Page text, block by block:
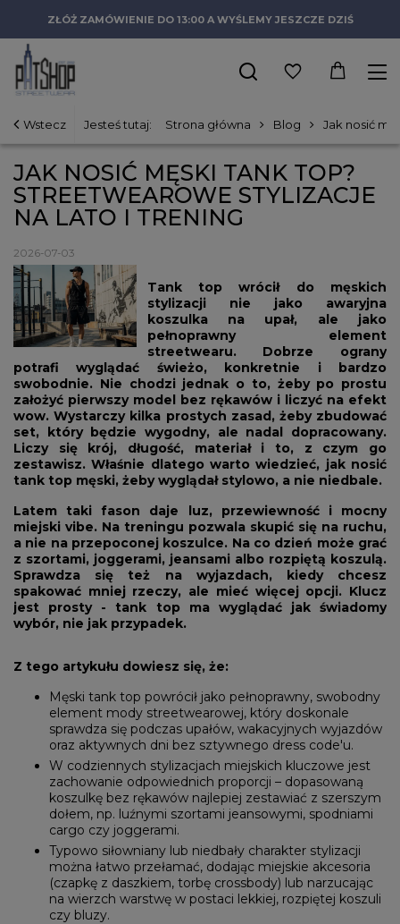
ZŁÓŻ ZAMÓWIENIE DO 13:00 A WYŚLEMY JESZCZE DZIŚ
Wstecz Jesteś tutaj: Strona główna Blog Jak nosić
JAK NOSIĆ MĘSKI TANK TOP?
STREETWEAROWE STYLIZACJE
NA LATO I TRENING
2026-07-03
Tank top wrócił do męskich
stylizacji nie jako awaryjna
koszulka na upał, ale jako
pełnoprawny element
streetwearu. Dobrze ograny
potrafi wyglądać świeżo, konkretnie i bardzo
swobodnie. Nie chodzi jednak o to, żeby po prostu
założyć pierwszy model bez rękawów i liczyć na efekt
wow. Wystarczy kilka prostych zasad, żeby zbudować
set, który będzie wygodny, ale nadal dopracowany.
Liczy się krój, długość, materiał i to, z czym go
zestawisz. Właśnie dlatego warto wiedzieć, jak nosić
tank top męski, żeby wyglądał stylowo, a nie niedbale.
Latem taki fason daje luz, przewiewność i mocny
miejski vibe. Na treningu pozwala skupić się na ruchu,
a nie na przepoconej koszulce. Na co dzień może grać
z szortami, joggerami, jeansami albo rozpiętą koszulą.
Sprawdza się też na wyjazdach, kiedy chcesz
spakować mniej rzeczy, ale mieć więcej opcji. Klucz
jest prosty - tank top ma wyglądać jak świadomy
wybór, nie jak przypadek.
Z tego artykułu dowiesz się, że:
Męski tank top powrócił jako pełnoprawny, swobodny
element mody streetwearowej, który doskonale
sprawdza się podczas upałów, wakacyjnych wyjazdów
oraz aktywnych dni bez sztywnego dress code'u.
W codziennych stylizacjach miejskich kluczowe jest
zachowanie odpowiednich proporcji – dopasowaną
koszulkę bez rękawów najlepiej zestawiać z szerszym
dołem, np. luźnymi szortami jeansowymi, spodniami
cargo czy joggerami.
Typowo siłowniany lub niedbały charakter stylizacji
można łatwo przełamać, dodając miejskie akcesoria
(czapkę z daszkiem, torbę crossbody) lub narzucając
na wierzch warstwę w postaci lekkiej, rozpiętej koszuli
czy bluzy.